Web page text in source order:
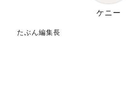
ケニー
たぶん編集長